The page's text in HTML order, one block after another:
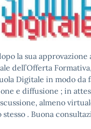
la sua approvazione
dell’Offerta
Digitale in modo da
e diffusione ; in
almeno
. Buona